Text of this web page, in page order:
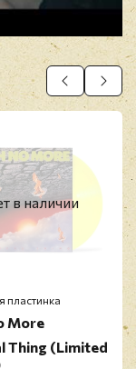
в наличии
пластинка
More
Thing (Limited